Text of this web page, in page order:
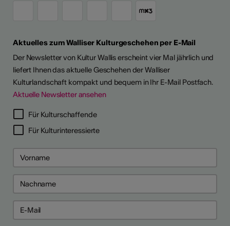
Aktuelles zum Walliser Kulturgeschehen per E-Mail
Der Newsletter von Kultur Wallis erscheint vier Mal jährlich und
liefert Ihnen das aktuelle Geschehen der Walliser
Kulturlandschaft kompakt und bequem in Ihr E-Mail Postfach.
Aktuelle Newsletter ansehen
Für Kulturschaffende
Für Kulturinteressierte